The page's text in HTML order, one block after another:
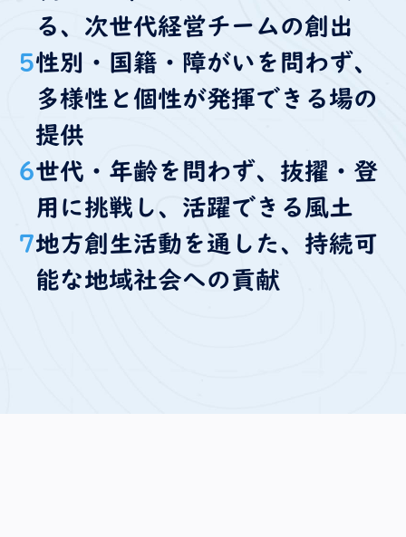
る、次世代経営チームの創出
5性別・国籍・障がいを問わず、
多様性と個性が発揮できる場の
提供
6世代・年齢を問わず、抜擢・登
用に挑戦し、活躍できる風土
7地方創生活動を通した、持続可
能な地域社会への貢献